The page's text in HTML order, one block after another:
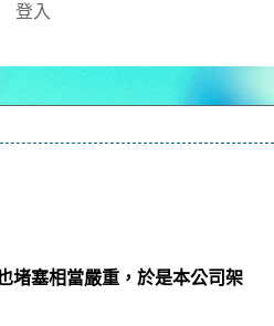
登入
堵塞相當嚴重，於是本公司架